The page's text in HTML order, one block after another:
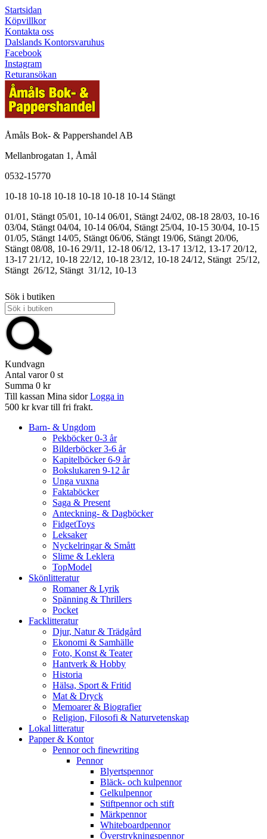
Startsidan
Köpvillkor
Kontakta oss
Dalslands Kontorsvaruhus
Facebook
Instagram
Returansökan
Åmåls Bok- & Pappershandel AB
Mellanbrogatan 1, Åmål
0532-15770
10-18 10-18 10-18 10-18 10-18 10-14 Stängt
01/01, Stängt 05/01, 10-14 06/01, Stängt 24/02, 08-18 28/03, 10-16
03/04, Stängt 04/04, 10-14 06/04, Stängt 25/04, 10-15 30/04, 10-15
01/05, Stängt 14/05, Stängt 06/06, Stängt 19/06, Stängt 20/06,
Stängt 08/08, 10-16 29/11, 12-18 06/12, 13-17 13/12, 13-17 20/12,
13-17 21/12, 10-18 22/12, 10-18 23/12, 10-18 24/12, Stängt 25/12,
Stängt 26/12, Stängt 31/12, 10-13
Sök i butiken
Kundvagn
Antal varor 0 st
Summa 0 kr
Till kassan Mina sidor Logga in
500 kr kvar till fri frakt.
Barn- & Ungdom
Pekböcker 0-3 år
Bilderböcker 3-6 år
Kapitelböcker 6-9 år
Bokslukaren 9-12 år
Unga vuxna
Faktaböcker
Saga & Present
Anteckning- & Dagböcker
FidgetToys
Leksaker
Nyckelringar & Smått
Slime & Leklera
TopModel
Skönlitteratur
Romaner & Lyrik
Spänning & Thrillers
Pocket
Facklitteratur
Djur, Natur & Trädgård
Ekonomi & Samhälle
Foto, Konst & Teater
Hantverk & Hobby
Historia
Hälsa, Sport & Fritid
Mat & Dryck
Memoarer & Biografier
Religion, Filosofi & Naturvetenskap
Lokal litteratur
Papper & Kontor
Pennor och finewriting
Pennor
Blyertspennor
Bläck- och kulpennor
Gelkulpennor
Stiftpennor och stift
Märkpennor
Whiteboardpennor
Överstrykningspennor